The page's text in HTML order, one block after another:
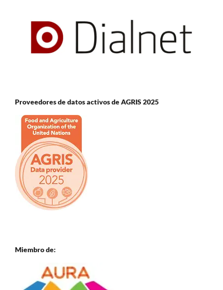
Proveedores de datos activos de AGRIS 2025
Miembro de: